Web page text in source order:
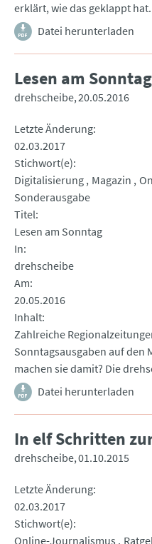
erklärt, wie das geklappt hat.
Datei herunterladen
Lesen am Sonntag
drehscheibe 20.05.2016
Letzte Änderung
02.03.2017
Stichwort(e)
Digitalisierung Magazin
Sonderausgabe
Titel
Lesen am Sonntag
In
drehscheibe
Am
20.05.2016
Inhalt
Zahlreiche
Sonntagsausgaben auf den
machen sie damit? Die
Datei herunterladen
In elf Schritten
drehscheibe 01.10.2015
Letzte Änderung
02.03.2017
Stichwort(e)
Online-Journalismus